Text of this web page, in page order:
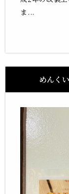
ま...
めんく